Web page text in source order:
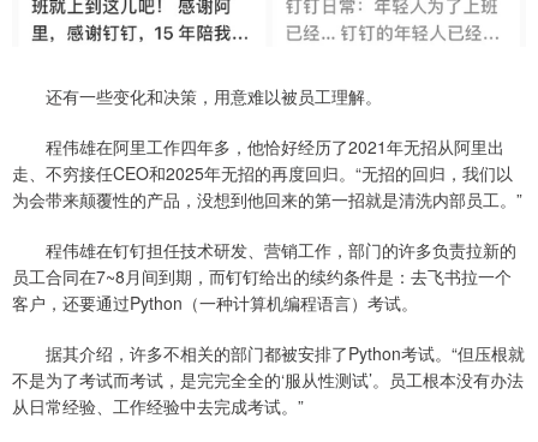
还有一些变化和决策，用意难以被员工理解。
程伟雄在阿里工作四年多，他恰好经历了2021年无招从阿里出
走、不穷接任CEO和2025年无招的再度回归。“无招的回归，我们以
为会带来颠覆性的产品，没想到他回来的第一招就是清洗内部员工。”
程伟雄在钉钉担任技术研发、营销工作，部门的许多负责拉新的
员工合同在7~8月间到期，而钉钉给出的续约条件是：去飞书拉一个
客户，还要通过Python（一种计算机编程语言）考试。
据其介绍，许多不相关的部门都被安排了Python考试。“但压根就
不是为了考试而考试，是完完全全的‘服从性测试’。员工根本没有办法
从日常经验、工作经验中去完成考试。”